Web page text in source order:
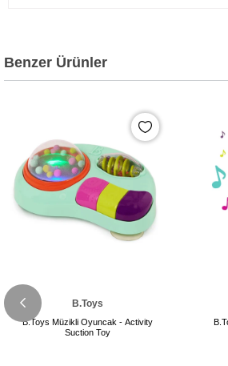
Benzer Ürünler
B.Toys
B.Toys Müzikli Oyuncak - Activity
Suction Toy